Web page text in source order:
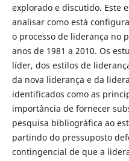
explorado e discutido. Este
analisar como está
o processo de liderança no
anos de 1981 a 2010. Os
líder, dos estilos de
da nova liderança e da
identificados como as
importância de fornecer
pesquisa bibliográfica ao
partindo do pressuposto
contingencial de que a